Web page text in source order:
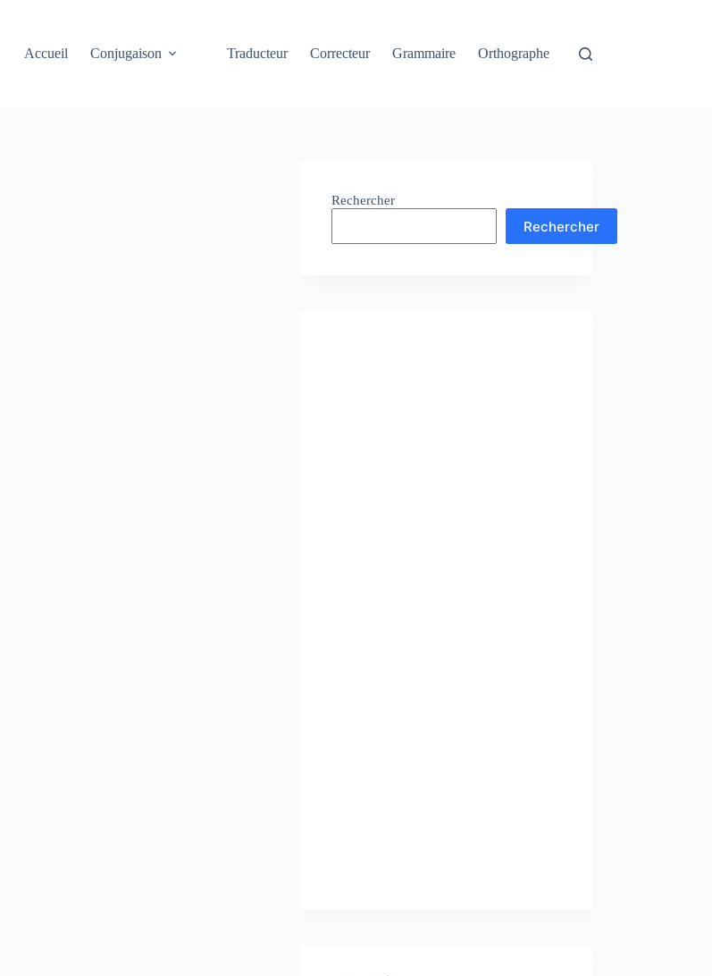
Accueil Conjugaison Traducteur Correcteur Grammaire Orthographe
Rechercher
Rechercher